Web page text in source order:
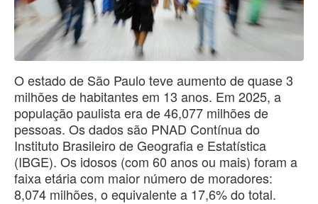
O estado de São Paulo teve aumento de quase 3
milhões de habitantes em 13 anos. Em 2025, a
população paulista era de 46,077 milhões de
pessoas. Os dados são PNAD Contínua do
Instituto Brasileiro de Geografia e Estatística
(IBGE). Os idosos (com 60 anos ou mais) foram a
faixa etária com maior número de moradores:
8,074 milhões, o equivalente a 17,6% do total.